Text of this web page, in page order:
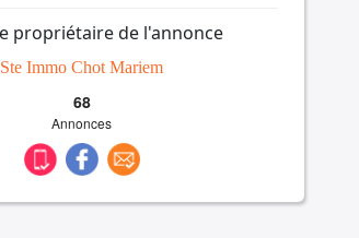
Ste Immo Chot Mariem
68
Annonces